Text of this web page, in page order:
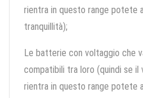
rientra in questo range potete
tranquillità);
Le batterie con voltaggio che
compatibili tra loro (quindi se
rientra in questo range potete